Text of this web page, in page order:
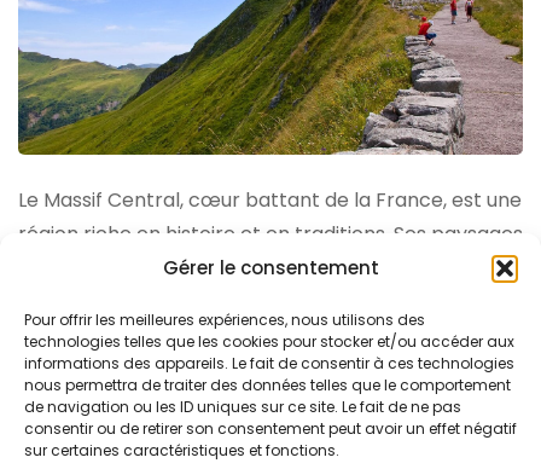
Gérer le consentement
Pour offrir les meilleures expériences, nous utilisons des
technologies telles que les cookies pour stocker et/ou accéder aux
informations des appareils. Le fait de consentir à ces technologies
nous permettra de traiter des données telles que le comportement
de navigation ou les ID uniques sur ce site. Le fait de ne pas
consentir ou de retirer son consentement peut avoir un effet négatif
sur certaines caractéristiques et fonctions.
Le Massif Central, cœur battant de la France, est une
région riche en histoire et en traditions. Ses paysages
vallonnés, ses villages pittoresques et son patrimoine
amateurs d’histoire et de gastronomie. Partons à la
découverte de …
LIRE PLUS